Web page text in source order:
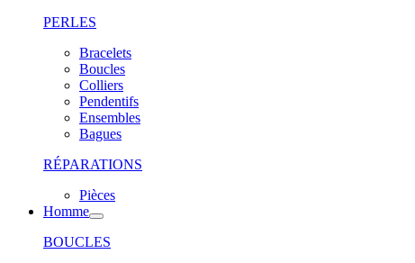
PERLES
Bracelets
Boucles
Colliers
Pendentifs
Ensembles
Bagues
RÉPARATIONS
Pièces
Homme
BOUCLES